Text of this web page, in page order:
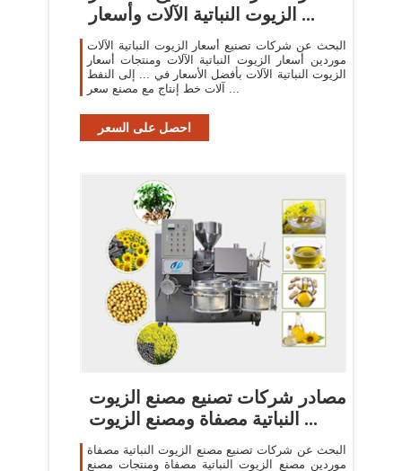
الزيوت النباتية الآلات وأسعار ...
البحث عن شركات تصنيع أسعار الزيوت النباتية الآلات
موردين أسعار الزيوت النباتية الآلات ومنتجات أسعار
الزيوت النباتية الآلات بأفضل الأسعار في ... إلى النفط
آلات خط إنتاج مع مصنع سعر ...
احصل على السعر
مصادر شركات تصنيع مصنع الزيوت
النباتية مصفاة ومصنع الزيوت ...
البحث عن شركات تصنيع مصنع الزيوت النباتية مصفاة
موردين مصنع الزيوت النباتية مصفاة ومنتجات مصنع